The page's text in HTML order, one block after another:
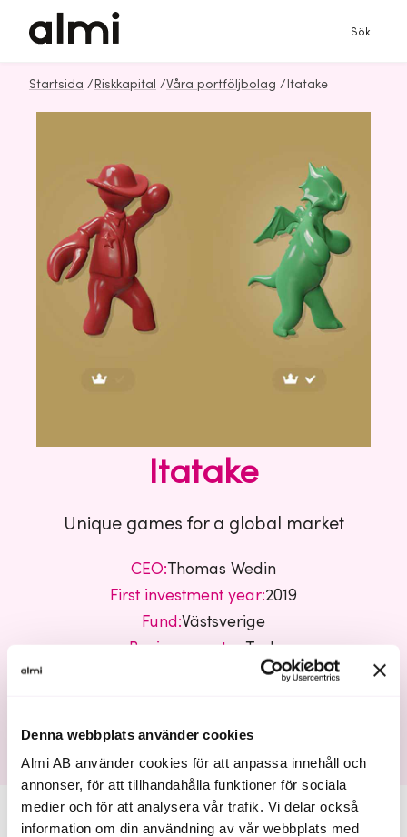
Denna webbplats använder cookies
Almi AB använder cookies för att anpassa innehåll och
annonser, för att tillhandahålla funktioner för sociala
medier och för att analysera vår trafik. Vi delar också
information om din användning av vår webbplats med
Sök
Startsida / Riskkapital /Våra portföljbolag / Itatake
Itatake
Unique games for a global market
CEO:Thomas Wedin
First investment year:2019
Fund:Västsverige
Business sector:Tech